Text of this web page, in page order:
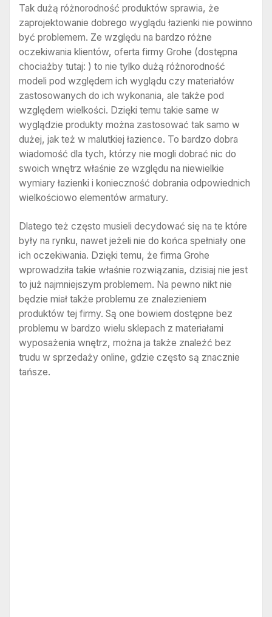
Tak dużą różnorodność produktów sprawia, że
zaprojektowanie dobrego wyglądu łazienki nie powinno
być problemem. Ze względu na bardzo różne
oczekiwania klientów, oferta firmy Grohe (dostępna
chociażby tutaj: ) to nie tylko dużą różnorodność
modeli pod względem ich wyglądu czy materiałów
zastosowanych do ich wykonania, ale także pod
względem wielkości. Dzięki temu takie same w
wyglądzie produkty można zastosować tak samo w
dużej, jak też w malutkiej łazience. To bardzo dobra
wiadomość dla tych, którzy nie mogli dobrać nic do
swoich wnętrz właśnie ze względu na niewielkie
wymiary łazienki i konieczność dobrania odpowiednich
wielkościowo elementów armatury.
Dlatego też często musieli decydować się na te które
były na rynku, nawet jeżeli nie do końca spełniały one
ich oczekiwania. Dzięki temu, że firma Grohe
wprowadziła takie właśnie rozwiązania, dzisiaj nie jest
to już najmniejszym problemem. Na pewno nikt nie
będzie miał także problemu ze znalezieniem
produktów tej firmy. Są one bowiem dostępne bez
problemu w bardzo wielu sklepach z materiałami
wyposażenia wnętrz, można ja także znaleźć bez
trudu w sprzedaży online, gdzie często są znacznie
tańsze.